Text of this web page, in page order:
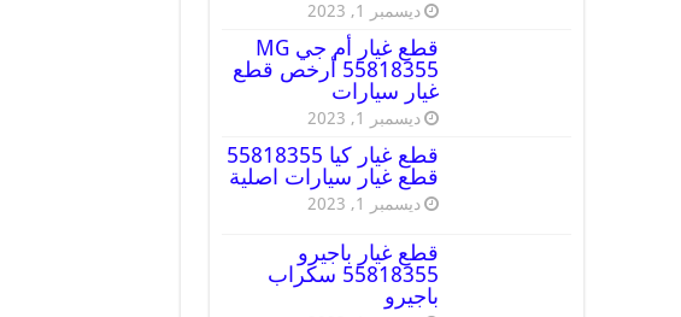
ديسمبر 1, 2023
قطع غيار أم جي MG
55818355 أرخص قطع
غيار سيارات
ديسمبر 1, 2023
قطع غيار كيا 55818355
قطع غيار سيارات اصلية
ديسمبر 1, 2023
قطع غيار باجيرو
55818355 سكراب
باجيرو